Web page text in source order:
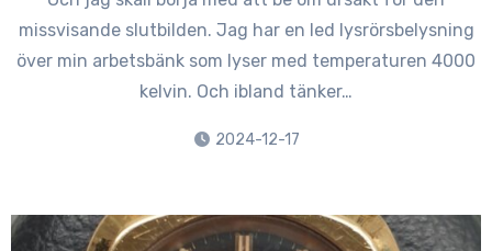
missvisande slutbilden. Jag har en led lysrörsbelysning
över min arbetsbänk som lyser med temperaturen 4000
kelvin. Och ibland tänker…
2024-12-17